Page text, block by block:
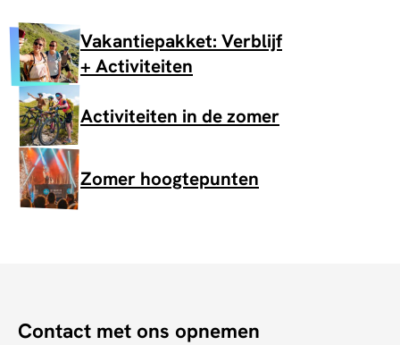
Vakantiepakket: Verblijf
+ Activiteiten
Activiteiten in de zomer
Zomer hoogtepunten
Contact met ons opnemen